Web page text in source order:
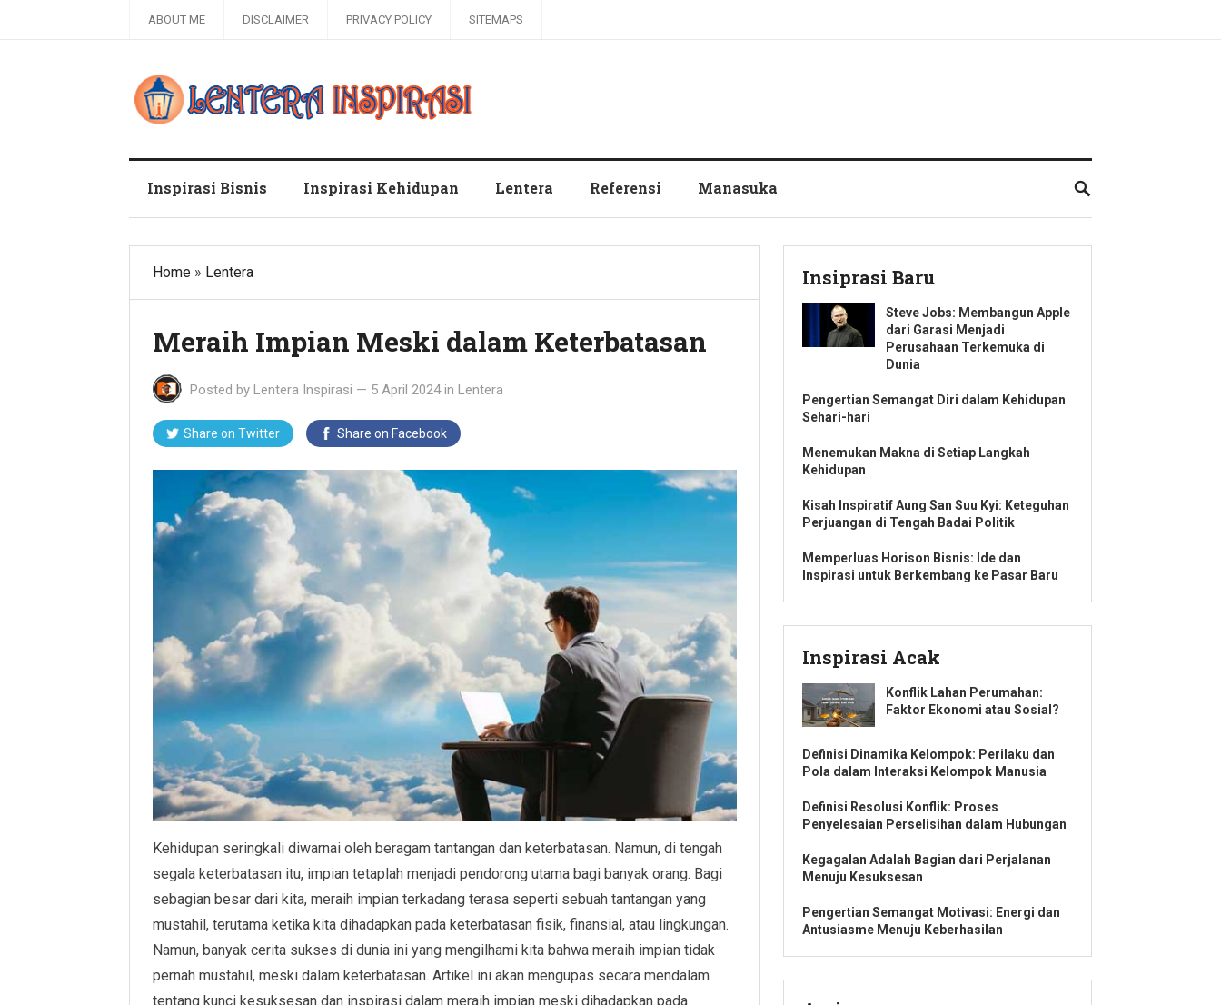
ABOUT ME DISCLAIMER PRIVACY POLICY SITEMAPS
Inspirasi Bisnis Inspirasi Kehidupan Lentera Referensi Manasuka
Home » Lentera
Meraih Impian Meski dalam Keterbatasan
Posted by Lentera Inspirasi — 5 April 2024 in Lentera
Share on Twitter Share on Facebook
Kehidupan seringkali diwarnai oleh beragam tantangan dan keterbatasan. Namun, di tengah
segala keterbatasan itu, impian tetaplah menjadi pendorong utama bagi banyak orang. Bagi
sebagian besar dari kita, meraih impian terkadang terasa seperti sebuah tantangan yang
mustahil, terutama ketika kita dihadapkan pada keterbatasan fisik, finansial, atau lingkungan.
Namun, banyak cerita sukses di dunia ini yang mengilhami kita bahwa meraih impian tidak
pernah mustahil, meski dalam keterbatasan. Artikel ini akan mengupas secara mendalam
tentang kunci kesuksesan dan inspirasi dalam meraih impian meski dihadapkan pada
Insiprasi Baru
Steve Jobs: Membangun Apple
dari Garasi Menjadi
Perusahaan Terkemuka di
Dunia
Pengertian Semangat Diri dalam Kehidupan
Sehari-hari
Menemukan Makna di Setiap Langkah
Kehidupan
Kisah Inspiratif Aung San Suu Kyi: Keteguhan
Perjuangan di Tengah Badai Politik
Memperluas Horison Bisnis: Ide dan
Inspirasi untuk Berkembang ke Pasar Baru
Inspirasi Acak
Konflik Lahan Perumahan:
Faktor Ekonomi atau Sosial?
Definisi Dinamika Kelompok: Perilaku dan
Pola dalam Interaksi Kelompok Manusia
Definisi Resolusi Konflik: Proses
Penyelesaian Perselisihan dalam Hubungan
Kegagalan Adalah Bagian dari Perjalanan
Menuju Kesuksesan
Pengertian Semangat Motivasi: Energi dan
Antusiasme Menuju Keberhasilan